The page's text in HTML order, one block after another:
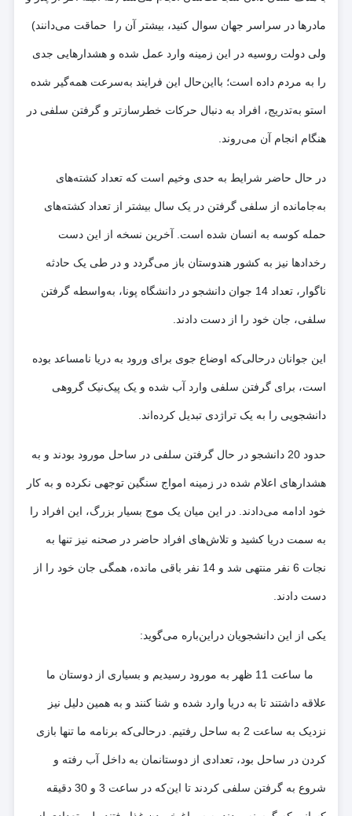
مادرها در سراسر جهان سوال کنید، بیشتر آن را حماقت می‌دانند)
ولی دولت روسیه در این زمینه وارد عمل شده و هشدارهایی جدی
را به مردم داده است؛ بااین‌حال این فرایند به‌سرعت همه‌گیر شده
استو به‌تدریج، افراد به دنبال حرکات خطرسازتر و گرفتن سلفی در
هنگام انجام آن می‌روند.
در حال حاضر شرایط به حدی وخیم است که تعداد کشته‌های
به‌جامانده از سلفی گرفتن در یک سال بیشتر از تعداد کشته‌های
حمله کوسه به انسان شده است. آخرین نسخه از این‌ دست
رخدادها نیز به کشور هندوستان باز می‌گردد و در طی یک حادثه
ناگوار، تعداد 14 جوان دانشجو در دانشگاه پونا، به‌واسطه گرفتن
سلفی، جان خود را از دست دادند.
این جوانان درحالی‌که اوضاع جوی برای ورود به دریا نامساعد بوده
است، برای گرفتن سلفی وارد آب شده و یک پیک‌نیک گروهی
دانشجویی را به یک تراژدی تبدیل کرده‌اند.
حدود 20 دانشجو در حال گرفتن سلفی در ساحل مورود بودند و به
هشدارهای اعلام شده در زمینه امواج سنگین توجهی نکرده و به کار
خود ادامه می‌دادند. در این میان یک موج بسیار بزرگ، این افراد را
به سمت دریا کشید و تلاش‌های افراد حاضر در صحنه نیز تنها به
نجات 6 نفر منتهی شد و 14 نفر باقی مانده، همگی جان خود را از
دست دادند.
یکی از این دانشجویان دراین‌باره می‌گوید:
ما ساعت 11 ظهر به مورود رسیدیم و بسیاری از دوستان ما
علاقه داشتند تا به دریا وارد شده و شنا کنند و به همین دلیل نیز
نزدیک به ساعت 2 به ساحل رفتیم. درحالی‌که برنامه ما تنها بازی
کردن در ساحل بود، تعدادی از دوستانمان به داخل آب رفته و
شروع به گرفتن سلفی کردند تا این‌که در ساعت 3 و 30 دقیقه